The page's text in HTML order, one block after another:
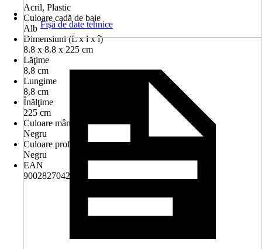
Acril, Plastic
Culoare cadă de baie
Alb
Dimensiuni (L x l x î)
8.8 x 8.8 x 225 cm
Lăţime
8,8 cm
Lungime
8,8 cm
Înălţime
225 cm
Culoare mâner
Negru
Culoare profil
Negru
EAN
9002827042936
Fişă de date tehnice